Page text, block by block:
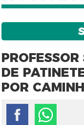
DE
POR